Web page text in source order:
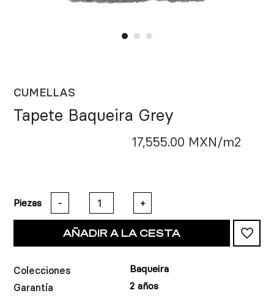
CUMELLAS
Tapete Baqueira Grey
17,555.00 MXN/m2
- +
AÑADIR A LA CESTA
Colecciones
Baqueira
Garantía
2 años